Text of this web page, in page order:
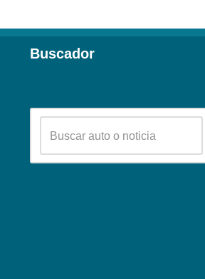
Buscador